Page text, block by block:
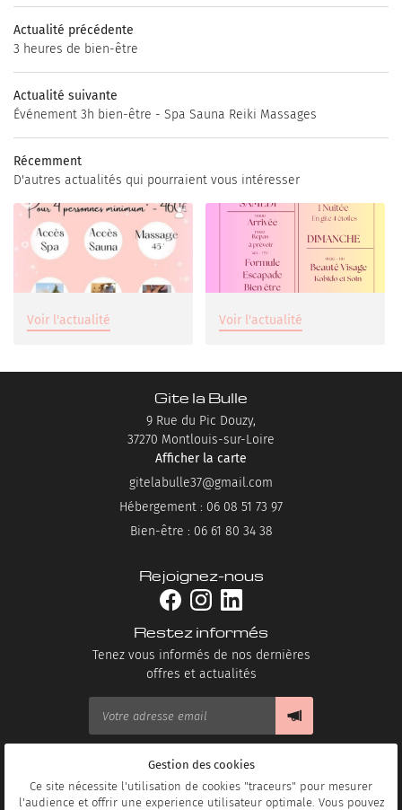
PRESTATIONS
– VIDÉOS
AVIS
ACTUALITÉS
TOURISME
CONTACT
Restez
INSCRIPTION
Rejoignez-
Actualité précédente
3 heures de bien-être
Actualité suivante
Événement 3h bien-être - Spa Sauna Reiki Massages
Récemment
D'autres actualités qui pourraient vous intéresser
Voir l'actualité Voir l'actualité
Gite la Bulle
9 Rue du Pic Douzy,
37270 Montlouis-sur-Loire
Afficher la carte
Hébergement : 06 08 51 73 97
Bien-être : 06 61 80 34 38
Rejoignez-nous
Restez informés
Tenez vous informés de nos dernières
offres et actualités
Mentions Légales
Conditions générales d'utilisation
Politique de confidentialité
Gestion des cookies
Ce site nécessite l'utilisation de cookies "traceurs" pour mesurer
l'audience et offrir une experience utilisateur optimale. Vous pouvez